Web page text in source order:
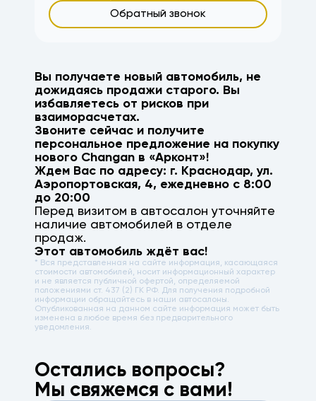
Обратный звонок
Вы получаете новый автомобиль, не
дожидаясь продажи старого. Вы
избавляетесь от рисков при
взаиморасчетах.
Звоните сейчас и получите
персональное предложение на покупку
нового Changan в «Арконт»!
Ждем Вас по адресу: г. Краснодар,ул.
Аэропортовская, 4, ежедневно с 8:00
до 20:00
Перед визитом в автосалон уточняйте
наличие автомобилей в отделе
продаж.
Этот автомобиль ждёт вас!
* Вся представленная на сайте информация, касающаяся
стоимости автомобилей, носит информационный характер
и не является публичной офертой, определяемой
положениями ст. 437 (2) ГК РФ. Для получения подробной
информации обращайтесь в наши автосалоны.
Опубликованная на данном сайте информация может быть
изменена в любое время без предварительного
уведомления.
Остались вопросы?
Мы свяжемся с вами!